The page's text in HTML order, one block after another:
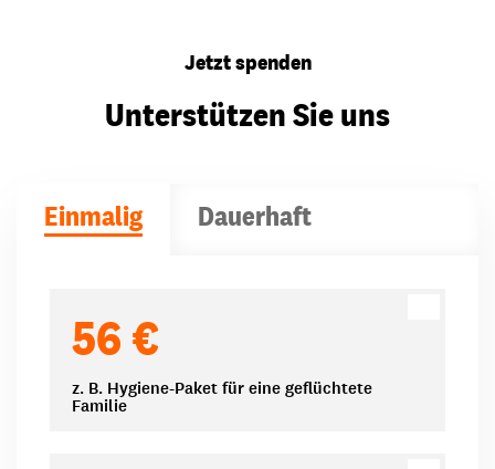
Jetzt spenden
Unterstützen Sie uns
Einmalig Dauerhaft
56 €
z. B. Hygiene-Paket für eine geflüchtete
Familie